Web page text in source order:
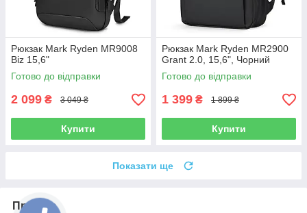
Рюкзак Mark Ryden MR9008
Biz 15,6"
Готово до відправки
2 099 ₴ 3 049 ₴
Купити
Рюкзак Mark Ryden MR2900
Grant 2.0, 15,6", Чорний
Готово до відправки
1 399 ₴ 1 899 ₴
Купити
Показати ще
Про нас